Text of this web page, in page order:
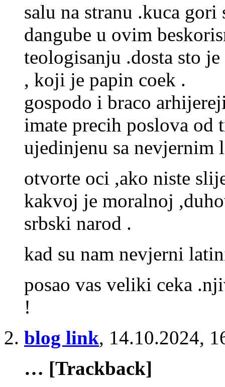
salu na stranu .kuca
dangube u ovim
teologisanju .dosta sto
, koji je papin coek .
gospodo i braco
imate precih poslova od
ujedinjenu sa nevjernim
otvorte oci ,ako niste
kakvoj je moralnoj
srbski narod .
kad su nam nevjerni
posao vas veliki ceka
!
blog link, 14.10.2024,
… [Trackback]